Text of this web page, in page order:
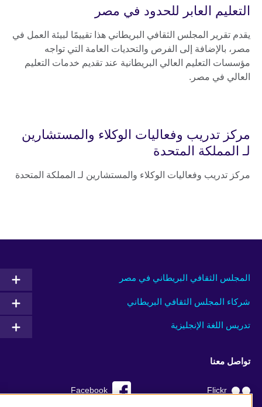
التعليم العابر للحدود في مصر
يقدم تقرير المجلس الثقافي البريطاني هذا تقييمًا لبيئة العمل في
مصر، بالإضافة إلى الفرص والتحديات العامة التي تواجه
مؤسسات التعليم العالي البريطانية عند تقديم خدمات التعليم
العالي في مصر.
مركز تدريب وفعاليات الوكلاء والمستشارين
لـ المملكة المتحدة
مركز تدريب وفعاليات الوكلاء والمستشارين لـ المملكة المتحدة
المجلس الثقافي البريطاني في مصر
شركاء المجلس الثقافي البريطاني
تدريس اللغة الإنجليزية
تواصل معنا
Facebook Flickr